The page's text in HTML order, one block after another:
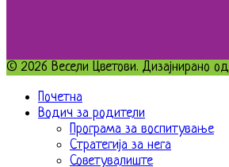
© 2026 Весели Цветови. Дизајнирано од
Почетна
Водич за родители
Програма за воспитување
Стратегија за нега
Советувалиште